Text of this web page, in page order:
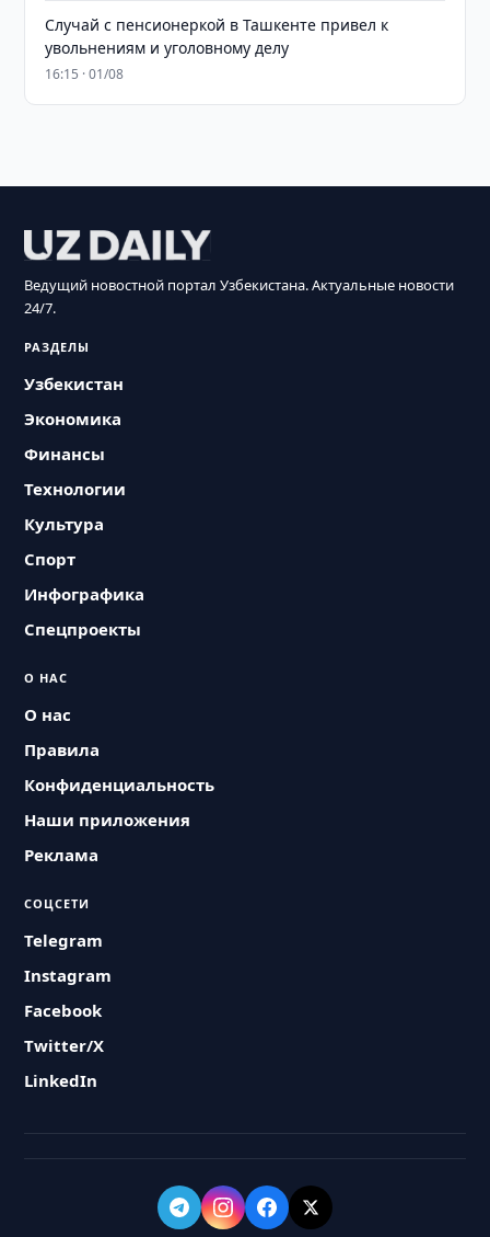
Случай с пенсионеркой в Ташкенте привел к
увольнениям и уголовному делу
16:15 · 01/08
Ведущий новостной портал Узбекистана. Актуальные новости
24/7.
РАЗДЕЛЫ
Узбекистан
Экономика
Финансы
Технологии
Культура
Спорт
Инфографика
Спецпроекты
О НАС
О нас
Правила
Конфиденциальность
Наши приложения
Реклама
СОЦСЕТИ
Telegram
Instagram
Facebook
Twitter/X
LinkedIn